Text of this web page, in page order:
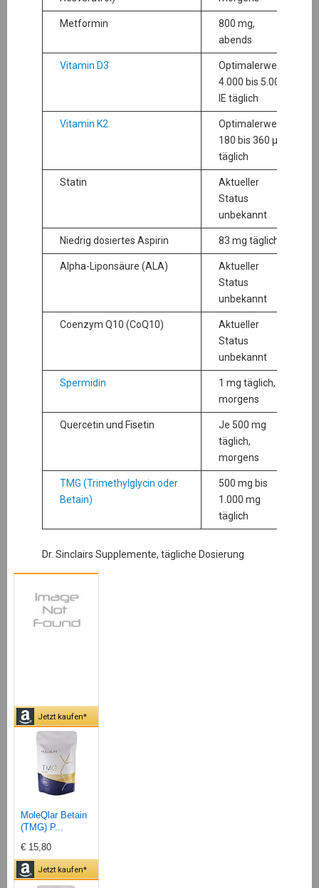
Metformin
800 mg,
abends
Vitamin D3
Optimalerweise
4.000 bis 5.000
IE täglich
Vitamin K2
Optimalerweise
180 bis 360 µg
täglich
Statin
Aktueller
Status
unbekannt
Niedrig dosiertes Aspirin 83 mg täglich
Alpha-Liponsäure (ALA)
Aktueller
Status
unbekannt
Coenzym Q10 (CoQ10)
Aktueller
Status
unbekannt
Spermidin
1 mg täglich,
morgens
Quercetin und Fisetin
Je 500 mg
täglich,
morgens
TMG (Trimethylglycin oder
Betain)
500 mg bis
1.000 mg
täglich
Dr. Sinclairs Supplemente, tägliche Dosierung
Jetzt kaufen*
MoleQlar Betain
(TMG) P...
€ 15,80
Jetzt kaufen*